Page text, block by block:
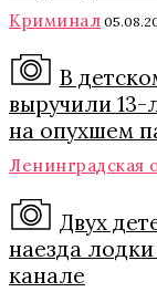
Криминал
В
выручили 13-
на опухшем
Ленинградская
Двух
наезда
канале